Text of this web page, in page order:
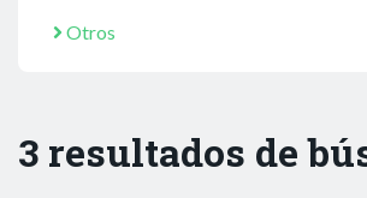
Otros
3 resultados de